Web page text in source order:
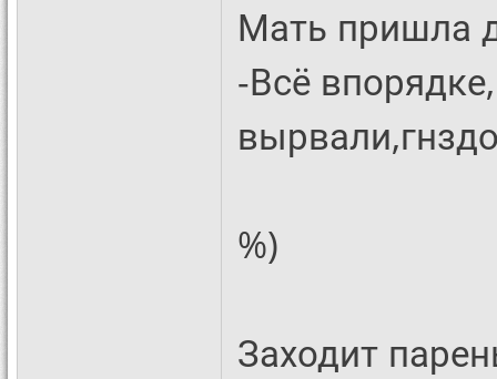
Мать пришла
-Всё
%)
Заходит